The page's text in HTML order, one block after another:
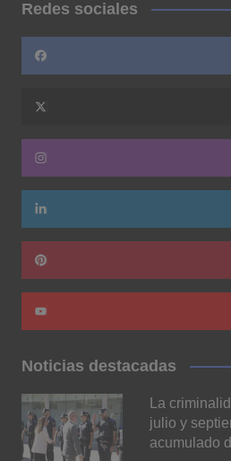
Redes sociales
Noticias destacadas
La
julio y
acumulado